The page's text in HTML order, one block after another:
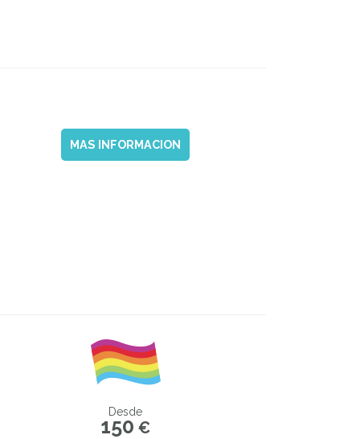
MAS INFORMACION
Desde
150 €